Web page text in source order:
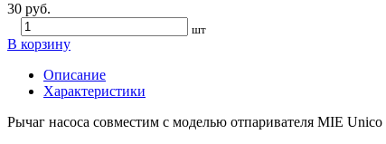
30 руб.
шт
В корзину
Описание
Характеристики
Рычаг насоса совместим с моделью отпаривателя MIE Unico